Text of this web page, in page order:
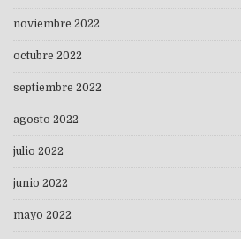
noviembre 2022
octubre 2022
septiembre 2022
agosto 2022
julio 2022
junio 2022
mayo 2022